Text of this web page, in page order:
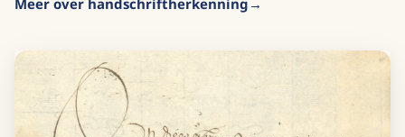
Meer over handschriftherkenning